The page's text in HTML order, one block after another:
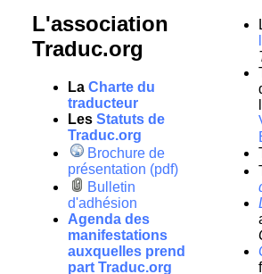
L'association
Traduc.org
La Charte du
traducteur
Les Statuts de
Traduc.org
Brochure de
présentation (pdf)
Bulletin
d'adhésion
Agenda des
manifestations
auxquelles prend
part Traduc.org